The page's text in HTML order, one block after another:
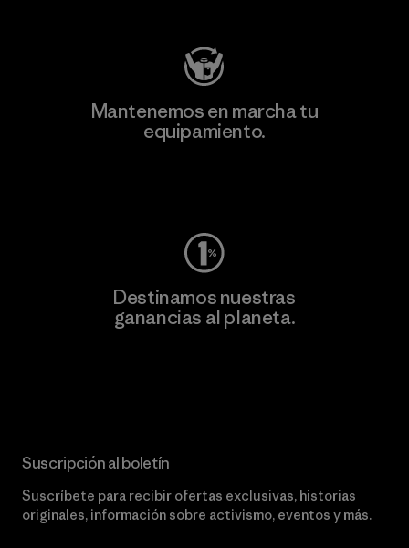
Mantenemos en marcha tu
equipamiento.
Destinamos nuestras
ganancias al planeta.
Suscripción al boletín
Suscríbete para recibir ofertas exclusivas, historias
originales, información sobre activismo, eventos y más.